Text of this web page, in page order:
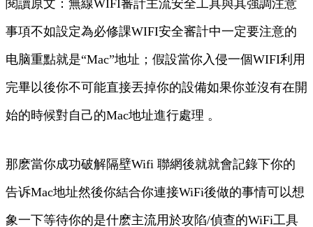
閱讀原文：無線WIFI審計主流安全工具與其強調注意
事項不如設定為必修課WIFI安全審計中一定要注意的
电脑重點就是“Mac”地址；假設當你入侵一個WIFI利用
完畢以後你不可能直接丟掉你的設備如果你並沒有在開
始的時候對自己的Mac地址進行處理 。
那麽當你成功破解隔壁Wifi 聯網後就就會記錄下你的
告诉Mac地址然後你結合你連接WiFi後做的事情可以想
象一下等待你的是什麽主流用於攻陷/偵查的WiFi工具